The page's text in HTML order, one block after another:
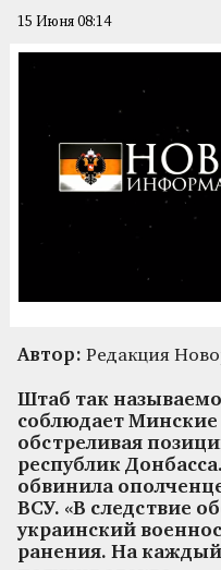
15 Июня 08:14
Автор: Редакция
Штаб так
соблюдает Минские
обстреливая
республик
обвинила
ВСУ. «В следствие
украинский
ранения. На